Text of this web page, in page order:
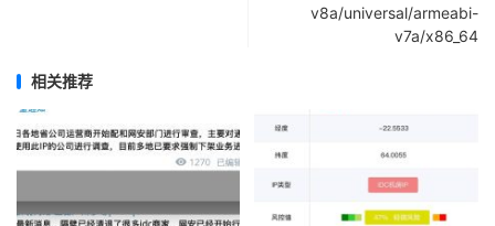
v8a/universal/armeabi-
v7a/x86_64
相关推荐